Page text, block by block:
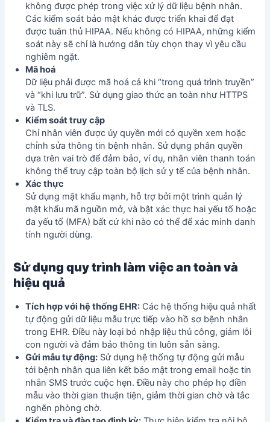
không được phép trong việc xử lý dữ liệu bệnh nhân.
Các kiểm soát bảo mật khác được triển khai để đạt
được tuân thủ HIPAA. Nếu không có HIPAA, những kiểm
soát này sẽ chỉ là hướng dẫn tùy chọn thay vì yêu cầu
nghiêm ngặt.
Mã hoá
Dữ liệu phải được mã hoá cả khi “trong quá trình truyền”
và “khi lưu trữ”. Sử dụng giao thức an toàn như HTTPS
và TLS.
Kiểm soát truy cập
Chỉ nhân viên được ủy quyền mới có quyền xem hoặc
chỉnh sửa thông tin bệnh nhân. Sử dụng phân quyền
dựa trên vai trò để đảm bảo, ví dụ, nhân viên thanh toán
không thể truy cập toàn bộ lịch sử y tế của bệnh nhân.
Xác thực
Sử dụng mật khẩu mạnh, hỗ trợ bởi mộttrình quản lý
mật khẩu mã nguồn mở, và bật xác thực hai yếu tố hoặc
đa yếu tố (MFA) bất cứ khi nào có thể để xác minh danh
tính người dùng.
Sử dụng quy trình làm việc an toàn và
hiệu quả
Tích hợp với hệ thống EHR: Các hệ thống hiệu quả nhất
tự động gửi dữ liệu mẫu trực tiếp vào hồ sơ bệnh nhân
trong EHR. Điều này loại bỏ nhập liệu thủ công, giảm lỗi
con người và đảm bảo thông tin luôn sẵn sàng.
Gửi mẫu tự động: Sử dụng hệ thống tự động gửi mẫu
tới bệnh nhân qua liên kết bảo mật trong email hoặc tin
nhắn SMS trước cuộc hẹn. Điều này cho phép họ điền
mẫu vào thời gian thuận tiện, giảm thời gian chờ và tắc
nghẽn phòng chờ.